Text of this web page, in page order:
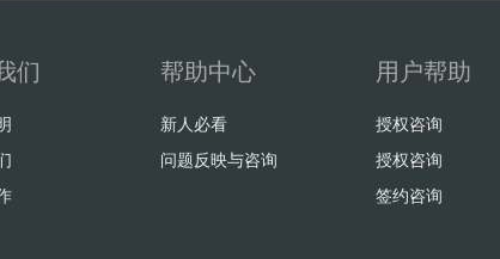
们 帮助中心
新人必看
问题反映与咨询
用户帮助
授权咨询
授权咨询
签约咨询